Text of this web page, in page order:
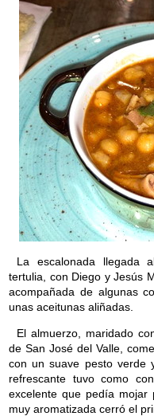
La escalonada llegada
tertulia, con Diego y Jesús
acompañada de algunas
unas aceitunas aliñadas.
El almuerzo, maridado
de San José del Valle,
con un suave pesto verde
refrescante tuvo como
excelente que pedía mojar
muy aromatizada cerró el